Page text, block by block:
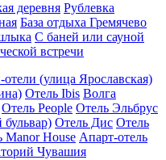
деревня Рублевка
База отдыха Гремячево
С баней или сауной
встречи
(улица Ярославская)
Отель Ibis Волга
Отель People Отель Эльбрус
Отель Дис Отель
Manor House Апарт-отель
Чувашия